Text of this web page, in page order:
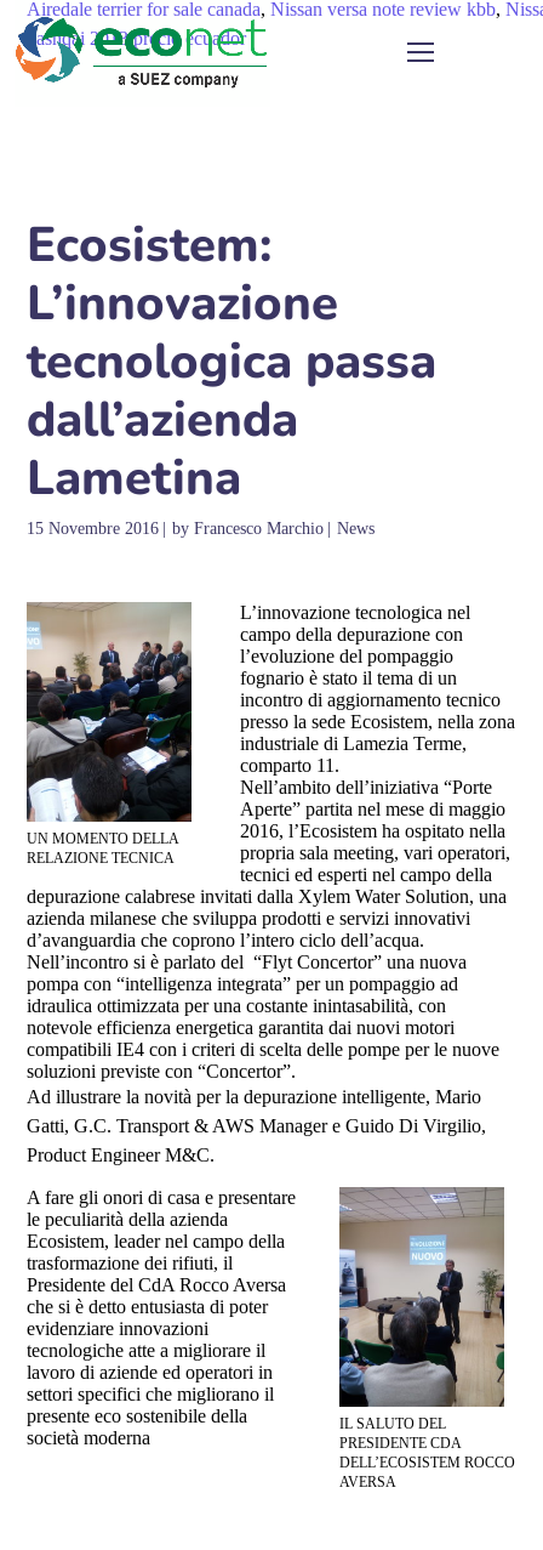
Ecosistem:
L’innovazione
tecnologica passa
dall’azienda
Lametina
15 Novembre 2016 by Francesco Marchio News
UN MOMENTO DELLA
RELAZIONE TECNICA
L’innovazione tecnologica nel
campo della depurazione con
l’evoluzione del pompaggio
fognario è stato il tema di un
incontro di aggiornamento tecnico
presso la sede Ecosistem, nella zona
industriale di Lamezia Terme,
comparto 11.
Nell’ambito dell’iniziativa “Porte
Aperte” partita nel mese di maggio
2016, l’Ecosistem ha ospitato nella
propria sala meeting, vari operatori,
tecnici ed esperti nel campo della
depurazione calabrese invitati dalla Xylem Water Solution, una
azienda milanese che sviluppa prodotti e servizi innovativi
d’avanguardia che coprono l’intero ciclo dell’acqua.
Nell’incontro si è parlato del “Flyt Concertor” una nuova
pompa con “intelligenza integrata” per un pompaggio ad
idraulica ottimizzata per una costante inintasabilità, con
notevole efficienza energetica garantita dai nuovi motori
compatibili IE4 con i criteri di scelta delle pompe per le nuove
soluzioni previste con “Concertor”.
Ad illustrare la novità per la depurazione intelligente, Mario
Gatti, G.C. Transport & AWS Manager e Guido Di Virgilio,
Product Engineer M&C.
IL SALUTO DEL
PRESIDENTE CDA
DELL’ECOSISTEM ROCCO
AVERSA
A fare gli onori di casa e presentare
le peculiarità della azienda
Ecosistem, leader nel campo della
trasformazione dei rifiuti, il
Presidente del CdA Rocco Aversa
che si è detto entusiasta di poter
evidenziare innovazioni
tecnologiche atte a migliorare il
lavoro di aziende ed operatori in
settori specifici che migliorano il
presente eco sostenibile della
società moderna
Airedale terrier for sale canada,Nissan versa note review kbb,
qashqai 2013 precio ecuador